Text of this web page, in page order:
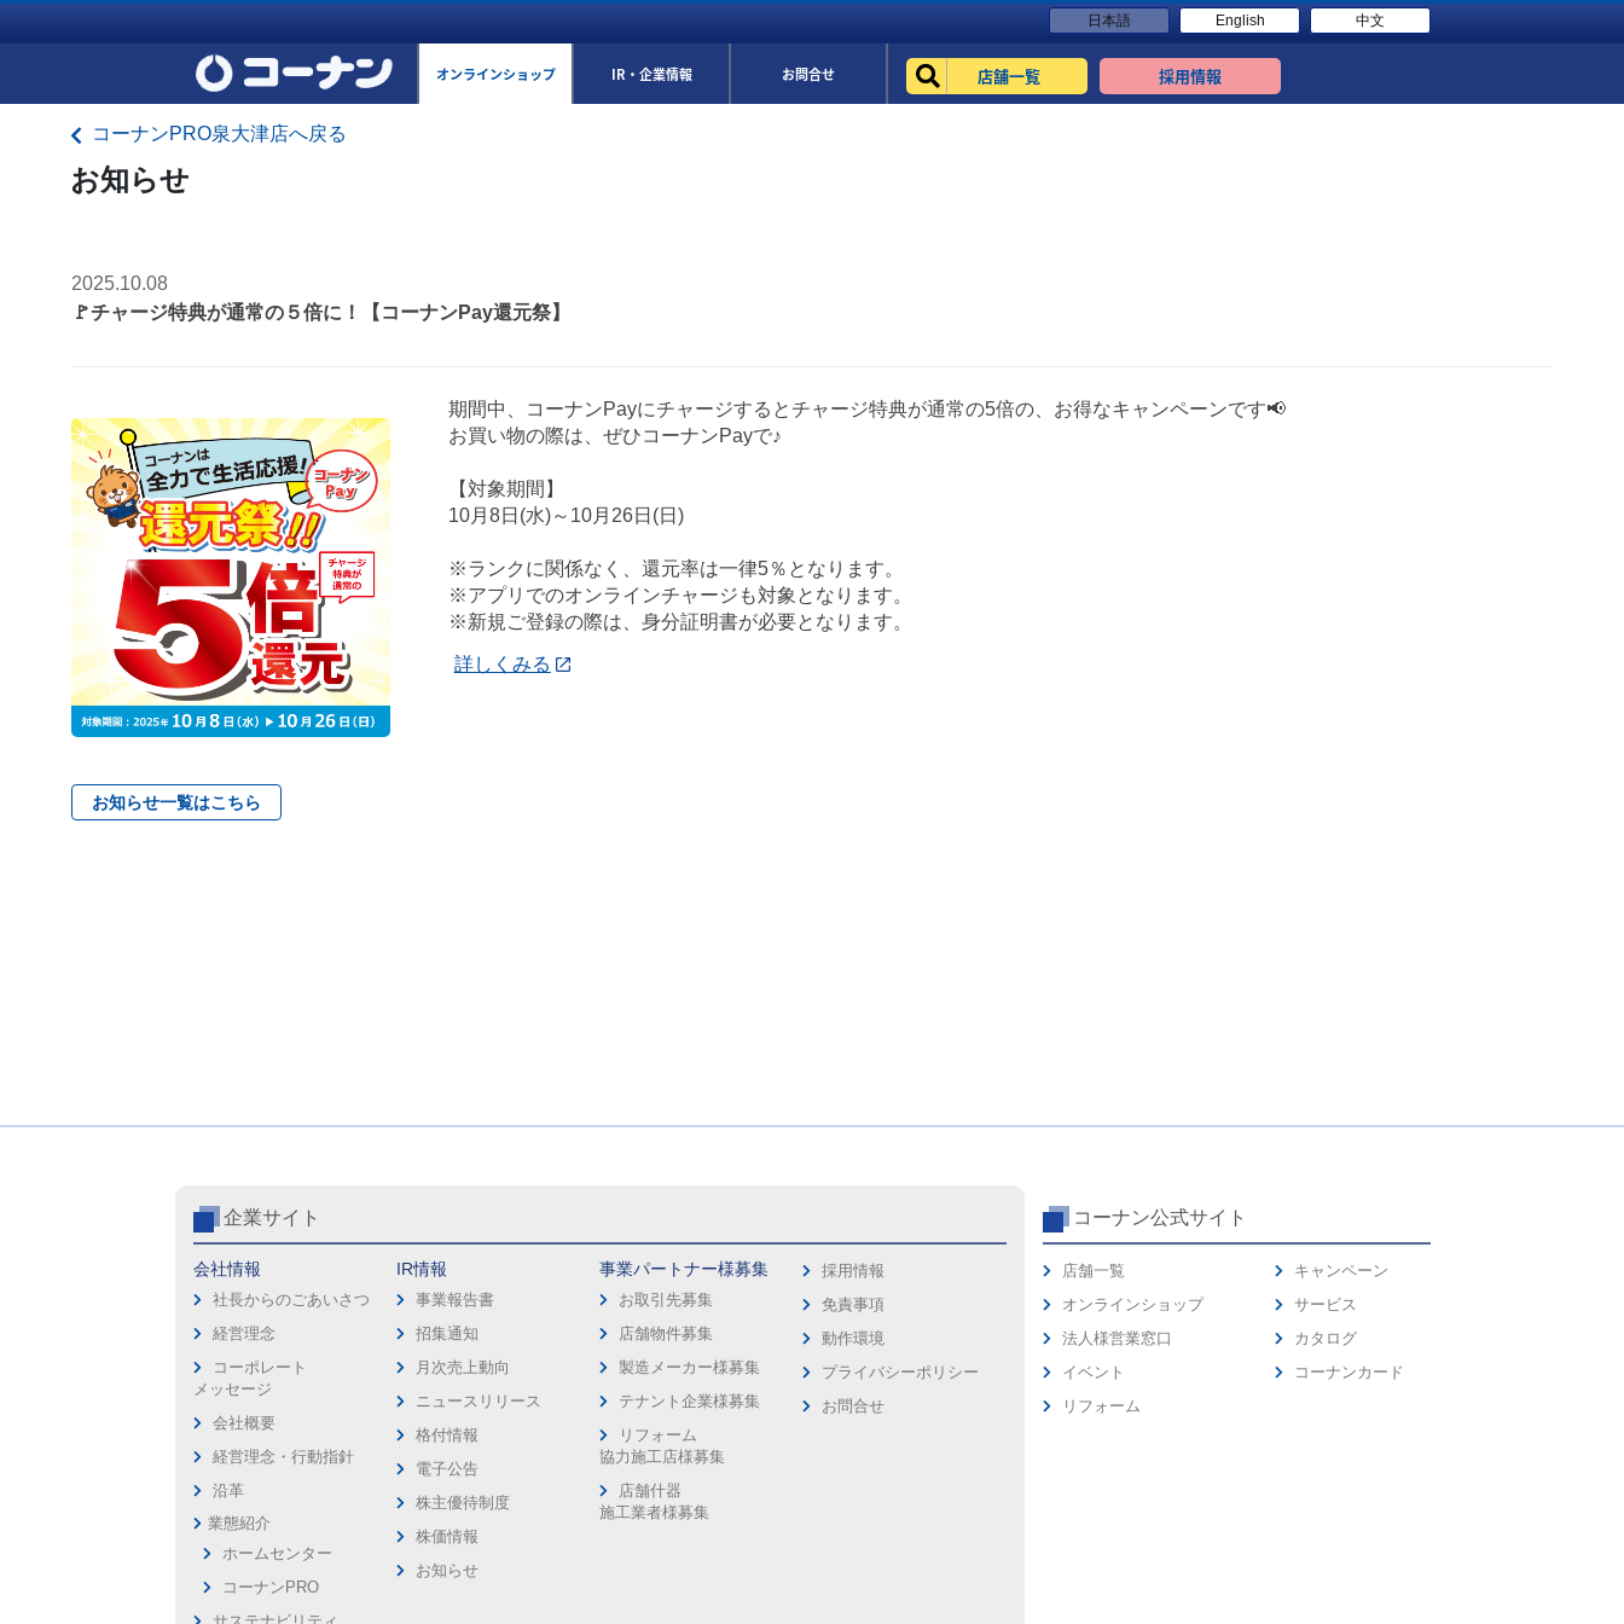
日本語 English 中文
オンラインショップ IR・企業情報 お問合せ 店舗一覧 採用情報
コーナンPRO泉大津店へ戻る
お知らせ
2025.10.08
🚩チャージ特典が通常の５倍に！【コーナンPay還元祭】
期間中、コーナンPayにチャージするとチャージ特典が通常の5倍の、お得なキャンペーンです📢
お買い物の際は、ぜひコーナンPayで♪
【対象期間】
10月8日(水)～10月26日(日)
※ランクに関係なく、還元率は一律5％となります。
※アプリでのオンラインチャージも対象となります。
※新規ご登録の際は、身分証明書が必要となります。
詳しくみる
お知らせ一覧はこちら
企業サイト
会社情報
社長からのごあいさつ
経営理念
コーポレート
メッセージ
会社概要
経営理念・行動指針
沿革
業態紹介
ホームセンター
コーナンPRO
IR情報
事業報告書
招集通知
月次売上動向
ニュースリリース
格付情報
電子公告
株主優待制度
株価情報
お知らせ
事業パートナー様募集
お取引先募集
店舗物件募集
製造メーカー様募集
テナント企業様募集
リフォーム
協力施工店様募集
店舗什器
施工業者様募集
採用情報
免責事項
動作環境
プライバシーポリシー
お問合せ
コーナン公式サイト
店舗一覧
オンラインショップ
法人様営業窓口
イベント
リフォーム
キャンペーン
サービス
カタログ
コーナンカード